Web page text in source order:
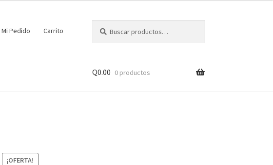
Mi Pedido Carrito
por:
Q0.00 0 productos
¡OFERTA!